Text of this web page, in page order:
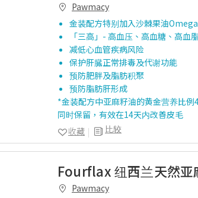
Pawmacy
金装配方特别加入沙棘果油
「三高」- 高血压、高血糖、高血
减低心血管疾病风险
保护肝臓正常排毒及代谢功能
预防肥胖及脂肪积聚
预防脂肪肝形成
*金装配方中亚麻籽油的黄金营养比
同时保留，有效在14天内改善皮毛
比较
收藏
Fourflax 纽西兰天然亚
Pawmacy